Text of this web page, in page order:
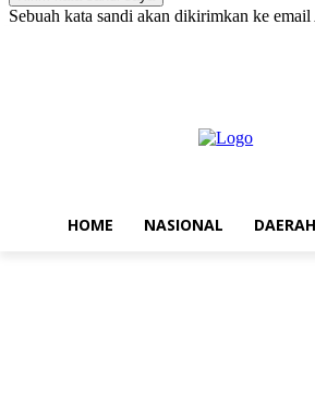
Sebuah kata sandi akan dikirimkan ke email
HOME NASIONAL DAERAH